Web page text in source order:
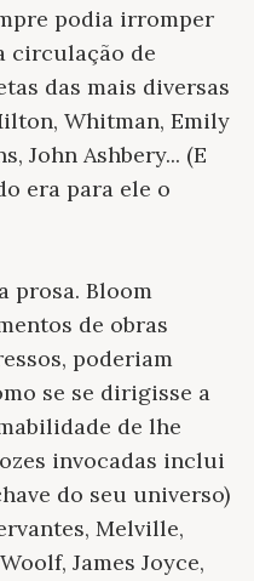
podia irromper
circulação de
das mais diversas
Whitman, Emily
John Ashbery... (E
era para ele o
prosa. Bloom
de obras
poderiam
se se dirigisse a
de lhe
invocadas inclui
do seu universo)
Melville,
James Joyce,